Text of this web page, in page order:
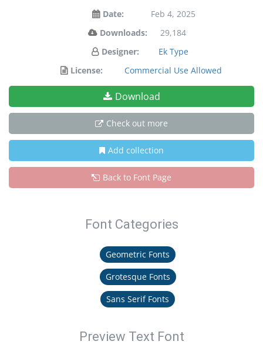
Date:
Feb 4, 2025
Downloads:
29,184
Designer:
Ek Type
License:
Commercial Use Allowed
Download
Check out more
Add collection
Back to Font Page
Font Categories
Geometric Fonts
Grotesque Fonts
Sans Serif Fonts
Preview Text Font